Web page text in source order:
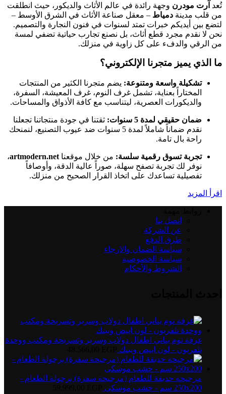
تُعد آرت مودرن وجهة رائدة في عالم الأثاث والديكور، حيث انطلقت
من قلب مدينة دمياط – معقل صناعة الأثاث في الشرق الأوسط –
لتضع بين أيديكم خبرات تمتد لسنوات في فنون النجارة والتصميم.
نحن لا نقدم مجرد قطع أثاث، بل نصنع تجارب حياتية تضفي لمسة
من الرقي والدفء على كل زاوية في منزلك.
ما الذي يميز متجرنا الإلكتروني؟
تشكيلة واسعة ومتنوعة: يضم متجرنا الكثير من المنتجات
المختاراً بعناية، تشمل غرف النوم، غرف المعيشة، السفرة،
والديكورات العصرية، ليتناسب مع كافة الأذواق والمساحات.
ضمان حقيقي لمدة 5 سنوات:
ثقتنا في جودة منتجاتنا تجعلنا
نقدم ضماناً شاملاً لمدة 5 سنوات ضد عيوب التصنيع، لنمنحك
راحة بال تامة.
تجربة تسوق رقمية سلسة: من خلال موقعنا artmodern.net،
نوفر لك تجربة تصفح سهلة، صوراً عالية الدقة، وأوصافاً
تفصيلية تساعدك على اتخاذ القرار الصحيح من منزلك.
اقرأ المزيد
اتصل بنا
عن الشركة
طرق الدفع
سياسة الضمان والارجاء
سياسة الخصوصية
الشروط والأحكام
غرفة نوم بناتي اطفال دولاب وسرير وتسريحة ومكتب ووحدة
تلفزيون - لون ابيض وبينك
مرجيحة حديقة للطعام (مرجيحة سفرة) برجولة الطعام -
250x200 سم - خشب موسكى